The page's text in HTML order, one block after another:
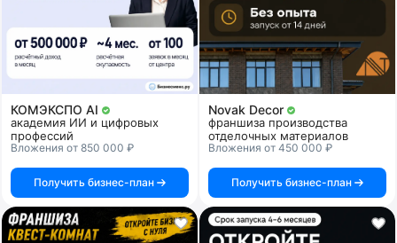
КОМЭКСПО AI
академия ИИ и цифровых
профессий
Вложения от 850 000 ₽
Получить бизнес-план
Novak Decor
франшиза производства
отделочных материалов
Вложения от 450 000 ₽
Получить бизнес-план